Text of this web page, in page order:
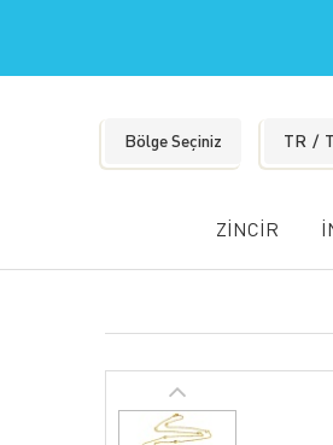
Bölge Seçiniz TR
ZİNCİR